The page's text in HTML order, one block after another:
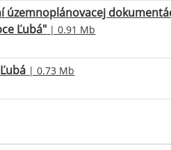
územnoplánovacej
Ľubá" | 0.91 Mb
| 0.73 Mb